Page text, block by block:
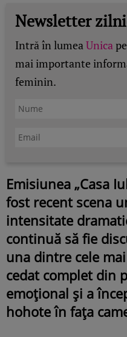
Newsletter
Intră în lumeaUnica
mai importante
feminin.
Emisiunea „Casa
fost recent scena
intensitate
continuă să fie
una dintre cele
cedat complet din
emoțional și a
hohote în fața